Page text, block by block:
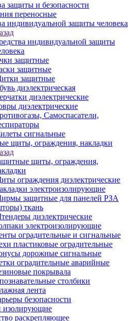
защиты и безопасности
переносные
индивидуальной защиты человека
индивидуальной защиты
защитные
защитные
защитные
диэлектрическая
диэлектрические
диэлектрические
Самоспасатели,
сигнальные
щиты, ограждения, накладки
щиты, ограждения,
ограждения диэлектрические
электроизолирующие
защитные для панелей РЗА
ткань
диэлектрические
электроизолирующие
оградительные и сигнальные
пластиковые оградительные
дорожные сигнальные
оградительные аварийные
покрывала
столбики
лента
безопасности
изолирующие
раскрепляющее